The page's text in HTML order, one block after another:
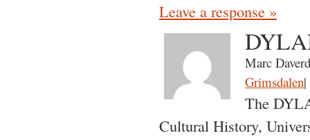
Leave a response »
Marc
Grimsdalen|
The
Cultural History,